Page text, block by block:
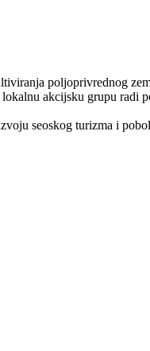
poljoprivrednog
akcijsku grupu radi
seoskog turizma i